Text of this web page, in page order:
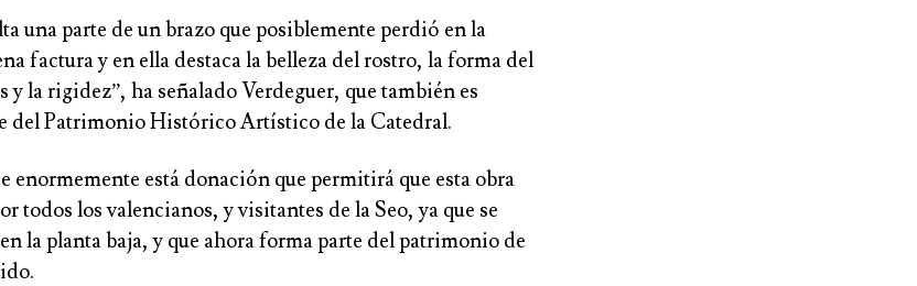
una parte de un brazo que posiblemente perdió en la
factura y en ella destaca la belleza del rostro, la forma del
y la rigidez”, ha señalado Verdeguer, que también es
del Patrimonio Histórico Artístico de la Catedral.
enormemente está donación que permitirá que esta obra
todos los valencianos, y visitantes de la Seo, ya que se
la planta baja, y que ahora forma parte del patrimonio de